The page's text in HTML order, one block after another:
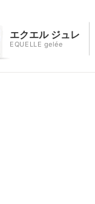
エクエル ジュレ
EQUELLE gelée